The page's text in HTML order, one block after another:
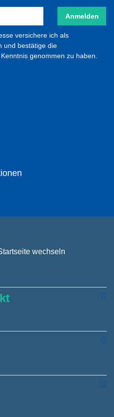
Anmelden
versichere ich als
und bestätige die
genommen zu haben.